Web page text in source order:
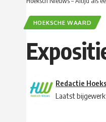
HOEKSCHE WAARD
Laatst
Redactie